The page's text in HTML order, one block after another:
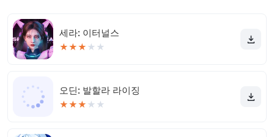
세라: 이터널스
★★★ ★ ★
오딘: 발할라 라이징
★★★ ★ ★